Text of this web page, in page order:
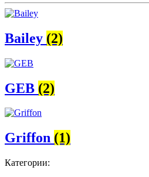
Bailey (2)
GEB (2)
Griffon (1)
Категории: